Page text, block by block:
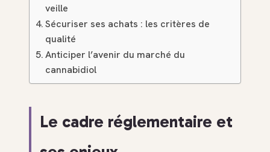
veille
Sécuriser ses achats : les critères de
qualité
Anticiper l’avenir du marché du
cannabidiol
Le cadre réglementaire et